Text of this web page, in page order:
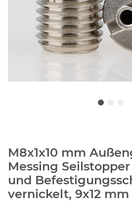
M8x1x10 mm
Messing
und
vernickelt, 9x12 mm